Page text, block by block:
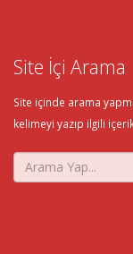
Site İçi Arama
Site içinde arama
kelimeyi yazıp ilgili